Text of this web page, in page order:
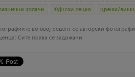
колачи Кујнски сецко цреши/
во овој рецепт се авторски
Сите права се задржани